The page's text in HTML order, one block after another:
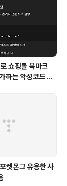
쇼핑몰 북마크
하는 악성코드 삭
켓몬고 유용한 사